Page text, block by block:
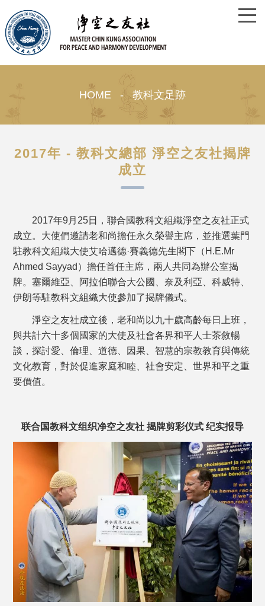
HOME - 教科文足跡
2017年 - 教科文總部 淨空之友社揭牌
成立
2017年9月25日，聯合國教科文組織淨空之友社正式
成立。大使們邀請老和尚擔任永久榮譽主席，並推選葉門
駐教科文組織大使艾哈邁德·賽義德先生閣下（H.E.Mr
Ahmed Sayyad）擔任首任主席，兩人共同為辦公室揭
牌。塞爾維亞、阿拉伯聯合大公國、奈及利亞、科威特、
伊朗等駐教科文組織大使參加了揭牌儀式。
淨空之友社成立後，老和尚以九十歲高齡每日上班，
與共計六十多個國家的大使及社會各界和平人士茶敘暢
談，探討愛、倫理、道德、因果、智慧的宗教教育與傳統
文化教育，對於促進家庭和睦、社會安定、世界和平之重
要價值。
联合国教科文组织净空之友社 揭牌剪彩仪式 纪实报导